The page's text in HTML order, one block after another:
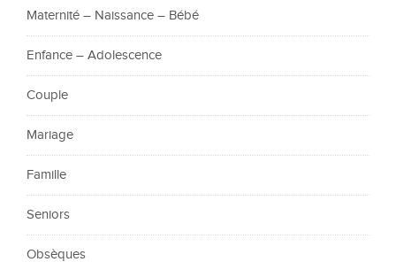
Maternité – Naissance – Bébé
Enfance – Adolescence
Couple
Mariage
Famille
Seniors
Obsèques